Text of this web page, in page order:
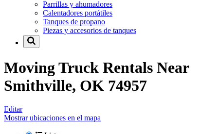
Parrillas y ahumadores
Calentadores portátiles
Tanques de propano
Piezas y accesorios de tanques
Moving Truck Rentals Near
Smithville, OK 74957
Editar
Mostrar ubicaciones en el mapa